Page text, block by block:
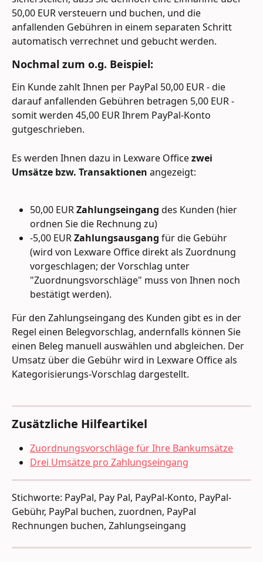
50,00 EUR versteuern und buchen, und die
anfallenden Gebühren in einem separaten Schritt
automatisch verrechnet und gebucht werden.
Nochmal zum o.g. Beispiel:
Ein Kunde zahlt Ihnen per PayPal 50,00 EUR - die
darauf anfallenden Gebühren betragen 5,00 EUR -
somit werden 45,00 EUR Ihrem PayPal-Konto
gutgeschrieben.
Es werden Ihnen dazu in Lexware Office zwei
Umsätze bzw. Transaktionen angezeigt:
50,00 EUR Zahlungseingang des Kunden (hier
ordnen Sie die Rechnung zu)
-5,00 EUR Zahlungsausgang für die Gebühr
(wird von Lexware Office direkt als Zuordnung
vorgeschlagen; der Vorschlag unter
"Zuordnungsvorschläge" muss von Ihnen noch
bestätigt werden).
Für den Zahlungseingang des Kunden gibt es in der
Regel einen Belegvorschlag, andernfalls können Sie
einen Beleg manuell auswählen und abgleichen. Der
Umsatz über die Gebühr wird in Lexware Office als
Kategorisierungs-Vorschlag dargestellt.
Zusätzliche Hilfeartikel
Zuordnungsvorschläge für Ihre Bankumsätze
Drei Umsätze pro Zahlungseingang
Stichworte: PayPal, Pay Pal, PayPal-Konto, PayPal-
Gebühr, PayPal buchen, zuordnen, PayPal
Rechnungen buchen, Zahlungseingang